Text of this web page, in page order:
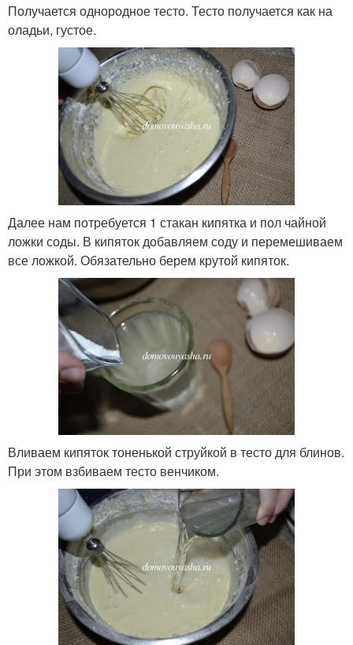
Получается однородное тесто. Тесто получается как на
оладьи, густое.
Далее нам потребуется 1 стакан кипятка и пол чайной
ложки соды. В кипяток добавляем соду и перемешиваем
все ложкой. Обязательно берем крутой кипяток.
Вливаем кипяток тоненькой струйкой в тесто для блинов.
При этом взбиваем тесто венчиком.